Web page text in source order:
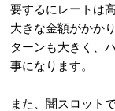
要するにレートは
大きな金額がかか
ターンも大きく、
事になります。
また、闇スロット